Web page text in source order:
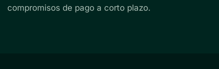
compromisos de pago a corto plazo.